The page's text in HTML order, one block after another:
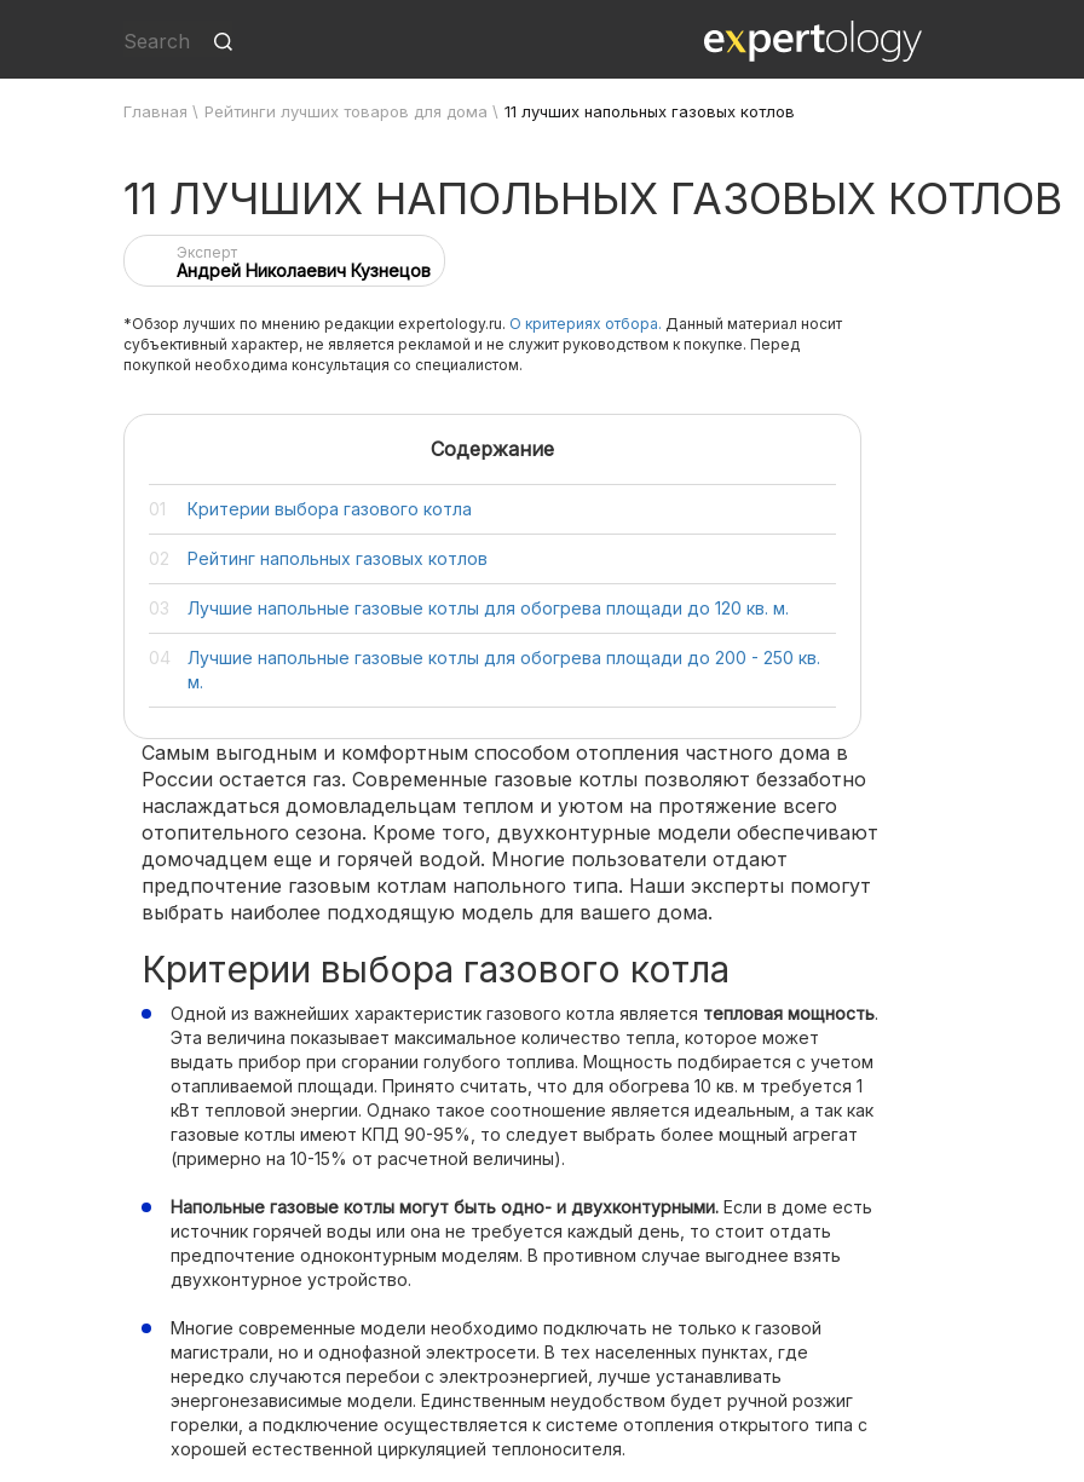
Главная \ Рейтинги лучших товаров для дома \ 11 лучших напольных газовых котлов
11 ЛУЧШИХ НАПОЛЬНЫХ ГАЗОВЫХ КОТЛОВ
Эксперт
Андрей Николаевич Кузнецов
*Обзор лучших по мнению редакции expertology.ru. О критериях отбора. Данный материал носит
субъективный характер, не является рекламой и не служит руководством к покупке. Перед
покупкой необходима консультация со специалистом.
Содержание
Критерии выбора газового котла
Рейтинг напольных газовых котлов
Лучшие напольные газовые котлы для обогрева площади до 120 кв. м.
Лучшие напольные газовые котлы для обогрева площади до 200 - 250 кв.
м.
Самым выгодным и комфортным способом отопления частного дома в
России остается газ. Современные газовые котлы позволяют беззаботно
наслаждаться домовладельцам теплом и уютом на протяжение всего
отопительного сезона. Кроме того, двухконтурные модели обеспечивают
домочадцем еще и горячей водой. Многие пользователи отдают
предпочтение газовым котлам напольного типа. Наши эксперты помогут
выбрать наиболее подходящую модель для вашего дома.
Критерии выбора газового котла
Одной из важнейших характеристик газового котла является тепловая мощность.
Эта величина показывает максимальное количество тепла, которое может
выдать прибор при сгорании голубого топлива. Мощность подбирается с учетом
отапливаемой площади. Принято считать, что для обогрева 10 кв. м требуется 1
кВт тепловой энергии. Однако такое соотношение является идеальным, а так как
газовые котлы имеют КПД 90-95%, то следует выбрать более мощный агрегат
(примерно на 10-15% от расчетной величины).
Напольные газовые котлы могут быть одно- и двухконтурными. Если в доме есть
источник горячей воды или она не требуется каждый день, то стоит отдать
предпочтение одноконтурным моделям. В противном случае выгоднее взять
двухконтурное устройство.
Многие современные модели необходимо подключать не только к газовой
магистрали, но и однофазной электросети. В тех населенных пунктах, где
нередко случаются перебои с электроэнергией, лучше устанавливать
энергонезависимые модели. Единственным неудобством будет ручной розжиг
горелки, а подключение осуществляется к системе отопления открытого типа с
хорошей естественной циркуляцией теплоносителя.